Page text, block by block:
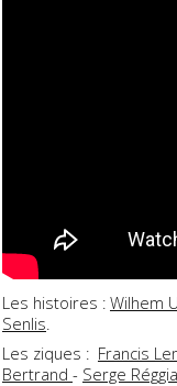
Les histoires : Wilhem
Senlis
Les ziques : Francis
Bertrand - Serge